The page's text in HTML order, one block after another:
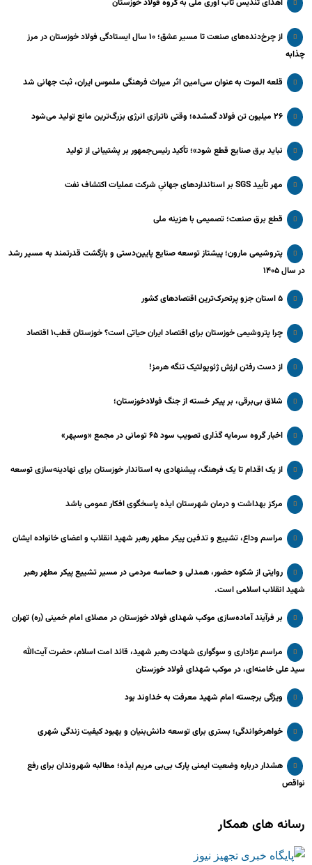
اهدای تندیس تاب آوری ملی به گروه فولاد خوزستان
از چرخ‌دنده‌های صنعت تا مسیر عشق؛ ۱۰ سال ایستادگی فولاد خوزستان در مرز
چذابه
قلعه الموت به عنوان سی‌امین اثر میراث‌ فرهنگی ملموس ایران، ثبت جهانی شد
۲۶ میلیون تن فولاد گمشده؛ وقتی ناترازی انرژی بزرگ‌ترین مانع تولید می‌شود
نباید برق صنایع قطع شود»؛ تأکید رئیس‌جمهور بر پشتیبانی از تولید
مهر تأیید SGS بر استانداردهای جهانیِ شرکت عملیات اکتشاف نفت
قطع برق صنعت؛ تصمیمی با هزینه ملی
پتروشیمی مارون؛ پیشتاز توسعه صنایع پایین‌دستی و بازگشت قدرتمند به مسیر رشد
در سال ۱۴۰۵
۵ استان جزو پرتحرک‌ترین اقتصاد‌های کشور
چرا پتروشیمی خوزستان برای اقتصاد ایران حیاتی است؟ خوزستان قطب۱ اقتصاد
از دست رفتن ارزش ژئوپولتیک تنگه هرمز!
شلاق‌ بی‌برقی، بر پیکر خسته‌ از جنگ فولادخوزستان؛
اخبار گروه سرمایه گذاری تصویب سود ۶۵ تومانی در مجمع «وسپهر»
از یک اقدام تا یک فرهنگ، پیشنهادی به استاندار خوزستان برای نهادینه‌سازی توسعه
مرکز بهداشت و درمان شهرستان ایذه پاسخگوی افکار عمومی باشد
مراسم وداع، تشییع و تدفین پیکر مطهر رهبر شهید انقلاب و اعضای خانواده ایشان
روایتی از شکوه حضور، همدلی و حماسه مردمی در مسیر تشییع پیکر مطهر رهبر
شهید انقلاب اسلامی است.
بر فرآیند آماده‌سازی موکب شهدای فولاد خوزستان در مصلای امام خمینی (ره) تهران
مراسم عزاداری و سوگواری شهادت رهبر شهید، قائد امت اسلام، حضرت آیت‌الله
سید علی خامنه‌ای، در موکب شهدای فولاد خوزستان
ویژگی برجسته امام شهید معرفت به خداوند بود
خواهرخواندگی؛ بستری برای توسعه دانش‌بنیان و بهبود کیفیت زندگی شهری
هشدار درباره وضعیت ایمنی پارک بی‌بی مریم ایذه؛ مطالبه شهروندان برای رفع
نواقص
رسانه های همکار